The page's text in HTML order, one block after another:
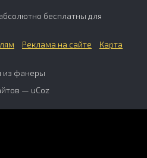
бесплатны для
Реклама на сайте
Карта
из фанеры
— uCoz